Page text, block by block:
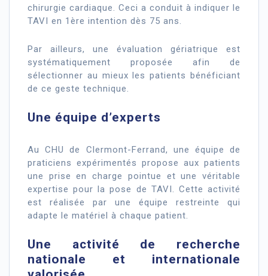
chirurgie cardiaque. Ceci a conduit à indiquer le
TAVI en 1ère intention dès 75 ans.
Par ailleurs, une évaluation gériatrique est
systématiquement proposée afin de
sélectionner au mieux les patients bénéficiant
de ce geste technique.
Une équipe d’experts
Au CHU de Clermont-Ferrand, une équipe de
praticiens expérimentés propose aux patients
une prise en charge pointue et une véritable
expertise pour la pose de TAVI. Cette activité
est réalisée par une équipe restreinte qui
adapte le matériel à chaque patient.
Une activité de recherche
nationale et internationale